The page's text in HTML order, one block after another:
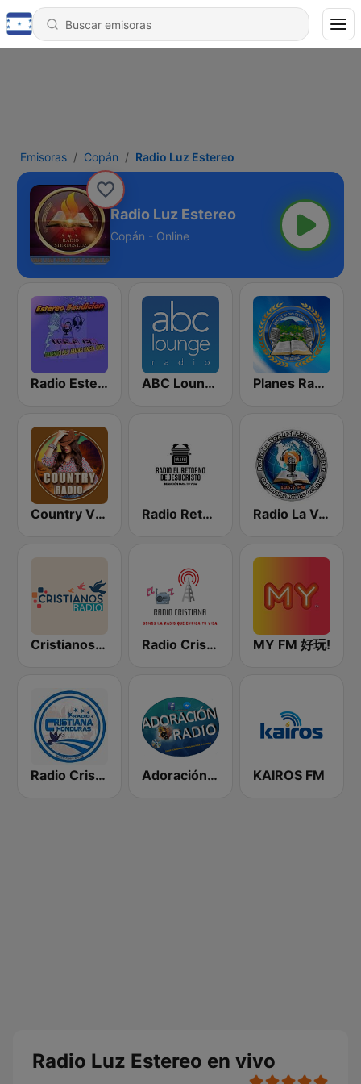
Emisoras Copán Radio Luz Estereo
Radio Luz Estereo
Copán - Online
Radio Estereo Bendicion HN ABC Lounge Jazz Planes Radio Getsemani
Country Vibes Radio Retorno De Jesucristo Radio La Voz Del Principe De Paz Hn
Cristianos Radio Radio Cristiana Internacional MY FM 好玩!
Radio Cristiana Honduras Adoración Radio KAIROS FM
Radio Luz Estereo en vivo